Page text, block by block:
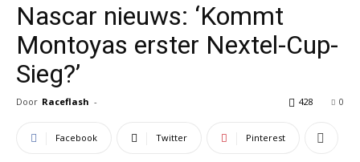
Nascar nieuws: ‘Kommt
Montoyas erster Nextel-Cup-
Sieg?’
Door Raceflash - 0
428
Facebook Twitter Pinterest